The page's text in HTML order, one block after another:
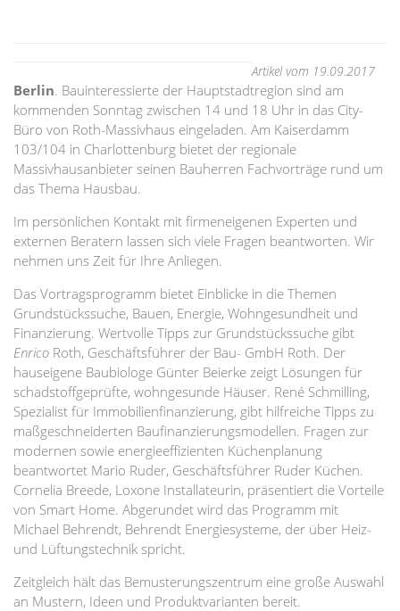
Artikel vom 19.09.2017
Berlin. Bauinteressierte der Hauptstadtregion sind am
kommenden Sonntag zwischen 14 und 18 Uhr in das City-
Büro von Roth-Massivhaus eingeladen. Am Kaiserdamm
103/104 in Charlottenburg bietet der regionale
Massivhausanbieter seinen Bauherren Fachvorträge rund um
das Thema Hausbau.
Im persönlichen Kontakt mit firmeneigenen Experten und
externen Beratern lassen sich viele Fragen beantworten. Wir
nehmen uns Zeit für Ihre Anliegen.
Das Vortragsprogramm bietet Einblicke in die Themen
Grundstückssuche, Bauen, Energie, Wohngesundheit und
Finanzierung. Wertvolle Tipps zur Grundstückssuche gibt
Enrico Roth, Geschäftsführer der Bau- GmbH Roth. Der
hauseigene Baubiologe Günter Beierke zeigt Lösungen für
schadstoffgeprüfte, wohngesunde Häuser. René Schmilling,
Spezialist für Immobilienfinanzierung, gibt hilfreiche Tipps zu
maßgeschneiderten Baufinanzierungsmodellen. Fragen zur
modernen sowie energieeffizienten Küchenplanung
beantwortet Mario Ruder, Geschäftsführer Ruder Küchen.
Cornelia Breede, Loxone Installateurin, präsentiert die Vorteile
von Smart Home. Abgerundet wird das Programm mit
Michael Behrendt, Behrendt Energiesysteme, der über Heiz-
und Lüftungstechnik spricht.
Zeitgleich hält das Bemusterungszentrum eine große Auswahl
an Mustern, Ideen und Produktvarianten bereit.